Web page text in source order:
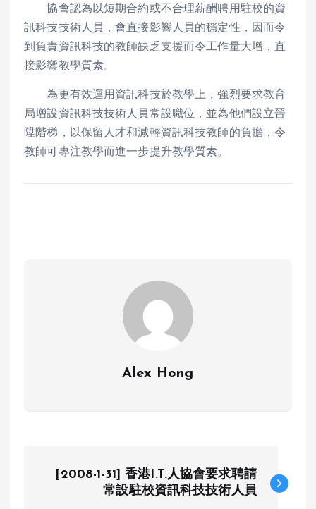
協會認為以短期合約或不合理薪酬聘用駐校的資
訊科技技術人員，會直接影響人員的穩定性，因而令
到負責資訊科技的教師缺乏支援而令工作量大增，直
接影響教學質素。
為更有效運用資訊科技於教學上，強烈要求教育
局增設資訊科技技術人員常設職位，並為他們設立晉
陞階梯，以保留人才和減輕資訊科技教師的負擔，令
教師可專注教學而進一步提升教學質素。
Alex Hong
[2008-1-31] 香港I.T.人協會要求聘請
常設駐校資訊科技技術人員